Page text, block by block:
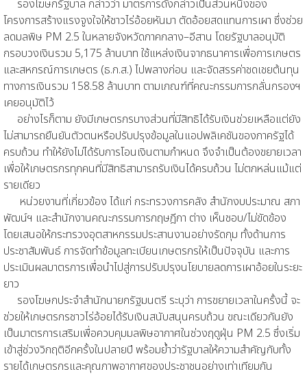
รองโฆษกรัฐบาล กล่าวว่า มาตรการดังกล่าวเป็นส่วนหนึ่งของ
โครงการสร้างแรงจูงใจให้ชาวไร่อ้อยหันมา ตัดอ้อยสดแทนการเผา ซึ่งช่วย
ลดมลพิษ PM 2.5 ในหลายจังหวัดภาคกลาง–อีสาน โดยรัฐบาลอนุมัติ
กรอบวงเงินรวม 5,175 ล้านบาท ใช้แหล่งเงินจากธนาคารเพื่อการเกษตร
และสหกรณ์การเกษตร (ธ.ก.ส.) ไปพลางก่อน และจัดสรรค่าชดเชยต้นทุน
ทางการเงินรวม 158.58 ล้านบาท ตามเกณฑ์ที่คณะกรรมการกลั่นกรองฯ
เคยอนุมัติไว้
อย่างไรก็ตาม ยังมีเกษตรกรบางส่วนที่มีสิทธิได้รับเงินช่วยเหลือแต่ยัง
ไม่สามารถยืนยันตัวตนหรือปรับปรุงข้อมูลในแอปพลิเคชันของภาครัฐได้
ครบถ้วน ทำให้ยังไม่ได้รับการโอนเงินตามกำหนด จึงจำเป็นต้องขยายเวลา
เพื่อให้เกษตรกรทุกคนที่มีสิทธิสามารถรับเงินได้ครบถ้วน ไม่ตกหล่นแม้แต่
รายเดียว
หน่วยงานที่เกี่ยวข้อง ได้แก่ กระทรวงการคลัง สำนักงบประมาณ สภา
พัฒน์ฯ และสำนักงานคณะกรรมการกฤษฎีกา ต่าง เห็นชอบ/ไม่ขัดข้อง
โดยเสนอให้กระทรวงอุตสาหกรรมประสานงานอย่างรัดกุม ทั้งด้านการ
ประชาสัมพันธ์ การจัดทำข้อมูลทะเบียนเกษตรกรให้เป็นปัจจุบัน และการ
ประเมินผลมาตรการเพื่อนำไปสู่การปรับปรุงนโยบายลดการเผาอ้อยในระยะ
ยาว
รองโฆษกประจำสำนักนายกรัฐมนตรี ระบุว่า การขยายเวลาในครั้งนี้ จะ
ช่วยให้เกษตรกรชาวไร่อ้อยได้รับเงินสนับสนุนครบถ้วน ขณะเดียวกันยัง
เป็นมาตรการเสริมเพื่อควบคุมมลพิษอากาศในช่วงฤดูฝุ่น PM 2.5 ซึ่งเริ่ม
เข้าสู่ช่วงวิกฤติอีกครั้งในปลายปี พร้อมย้ำว่ารัฐบาลให้ความสำคัญกับทั้ง
รายได้เกษตรกรและคุณภาพอากาศของประชาชนอย่างเท่าเทียมกัน